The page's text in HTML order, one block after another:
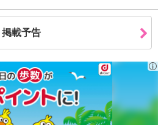
掲載予告